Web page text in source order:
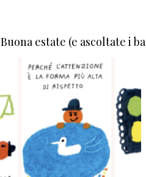
Buona estate (e ascoltate i